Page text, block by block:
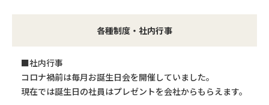
各種制度・社内行事
■社内行事
コロナ禍前は毎月お誕生日会を開催していました。
現在では誕生日の社員はプレゼントを会社からもらえます。